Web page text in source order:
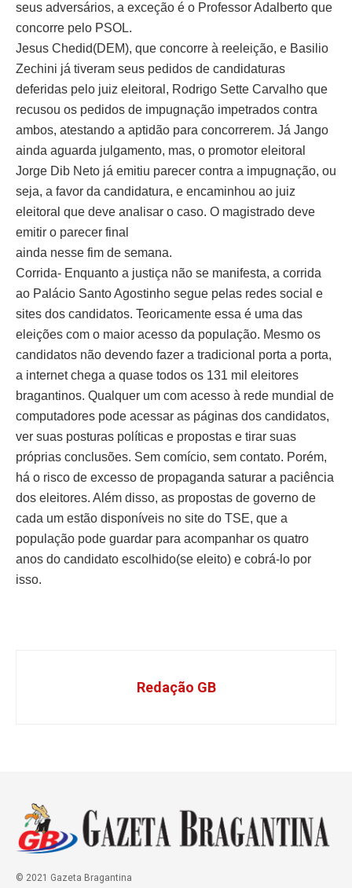
seus adversários, a exceção é o Professor Adalberto que
concorre pelo PSOL.
Jesus Chedid(DEM), que concorre à reeleição, e Basilio
Zechini já tiveram seus pedidos de candidaturas
deferidas pelo juiz eleitoral, Rodrigo Sette Carvalho que
recusou os pedidos de impugnação impetrados contra
ambos, atestando a aptidão para concorrerem. Já Jango
ainda aguarda julgamento, mas, o promotor eleitoral
Jorge Dib Neto já emitiu parecer contra a impugnação, ou
seja, a favor da candidatura, e encaminhou ao juiz
eleitoral que deve analisar o caso. O magistrado deve
emitir o parecer final
ainda nesse fim de semana.
Corrida- Enquanto a justiça não se manifesta, a corrida
ao Palácio Santo Agostinho segue pelas redes social e
sites dos candidatos. Teoricamente essa é uma das
eleições com o maior acesso da população. Mesmo os
candidatos não devendo fazer a tradicional porta a porta,
a internet chega a quase todos os 131 mil eleitores
bragantinos. Qualquer um com acesso à rede mundial de
computadores pode acessar as páginas dos candidatos,
ver suas posturas políticas e propostas e tirar suas
próprias conclusões. Sem comício, sem contato. Porém,
há o risco de excesso de propaganda saturar a paciência
dos eleitores. Além disso, as propostas de governo de
cada um estão disponíveis no site do TSE, que a
população pode guardar para acompanhar os quatro
anos do candidato escolhido(se eleito) e cobrá-lo por
isso.
Redação GB
© 2021 Gazeta Bragantina